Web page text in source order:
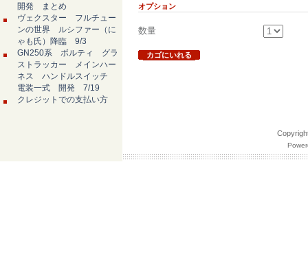
開発 まとめ
ヴェクスター フルチュー
ンの世界 ルシファー（に
ゃも氏）降臨 9/3
GN250系 ボルティ グラ
ストラッカー メインハー
ネス ハンドルスイッチ
電装一式 開発 7/19
クレジットでの支払い方
オプション
数量
カゴにいれる